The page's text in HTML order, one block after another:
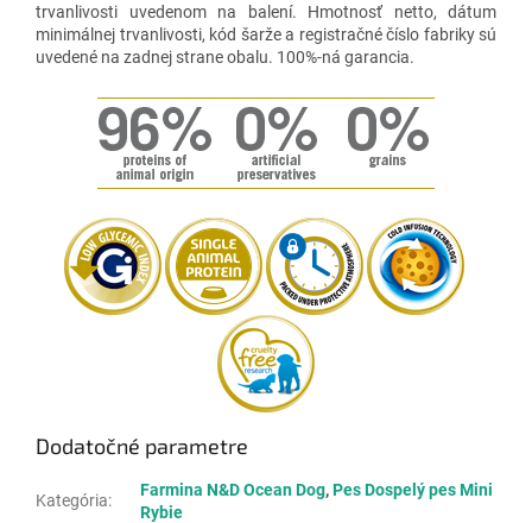
trvanlivosti uvedenom na balení. Hmotnosť netto, dátum
minimálnej trvanlivosti, kód šarže a registračné číslo fabriky sú
uvedené na zadnej strane obalu. 100%-ná garancia.
Dodatočné parametre
Kategória:
Farmina N&D Ocean Dog,Pes Dospelý pes Mini
Rybie